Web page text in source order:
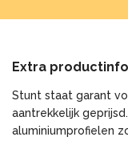
Extra
Stunt staat garant
aantrekkelijk
aluminiumprofielen